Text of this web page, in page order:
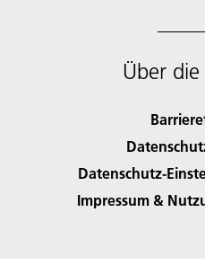
Über
Datenschutz-
Impressum &